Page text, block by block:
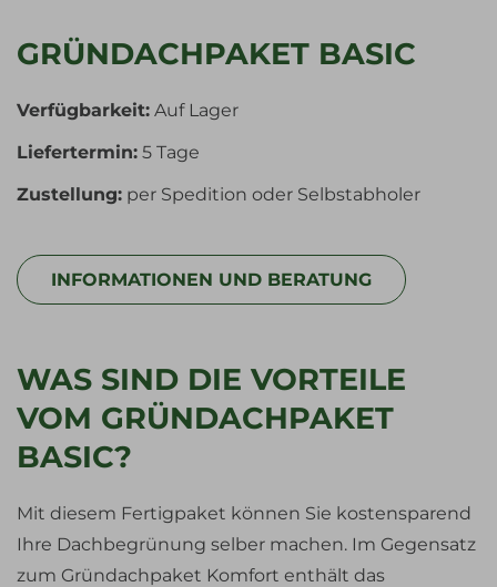
GRÜNDACHPAKET BASIC
Verfügbarkeit: Auf Lager
Liefertermin: 5 Tage
Zustellung: per Spedition oder Selbstabholer
INFORMATIONEN UND BERATUNG
WAS SIND DIE VORTEILE
VOM GRÜNDACHPAKET
BASIC?
Mit diesem Fertigpaket können Sie kostensparend
Ihre Dachbegrünung selber machen. Im Gegensatz
zum Gründachpaket Komfort enthält das